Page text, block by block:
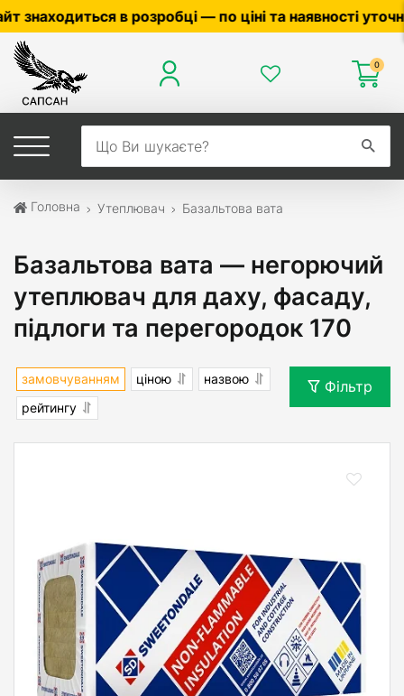
в розробці — по ціні та наявності уточнюйте у
0
Головна Утеплювач Базальтова вата
Базальтова вата — негорючий
утеплювач для даху, фасаду,
підлоги та перегородок 170
замовчуванням ціною
назвою
рейтингу
Фільтр